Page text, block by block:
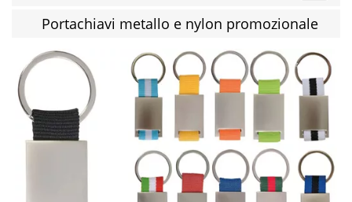
Portachiavi metallo e nylon promozionale